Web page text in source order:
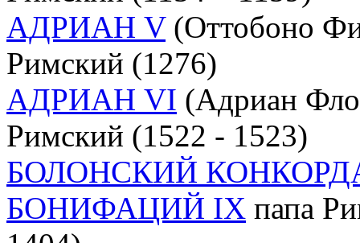
АДРИАН V(Оттобоно
Римский (1276)
АДРИАН VI (Адриан
Римский (1522 - 1523)
БОЛОНСКИЙ
БОНИФАЦИЙ IX папа